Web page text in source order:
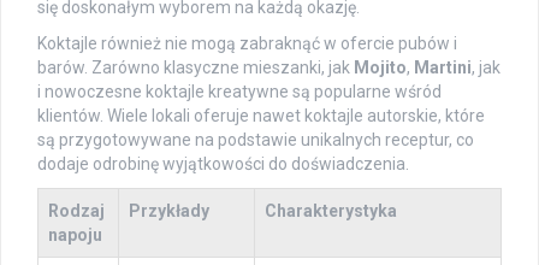
się doskonałym wyborem na każdą okazję.
Koktajle również nie mogą zabraknąć w ofercie pubów i
barów. Zarówno klasyczne mieszanki, jak Mojito, Martini, jak
i nowoczesne koktajle kreatywne są popularne wśród
klientów. Wiele lokali oferuje nawet koktajle autorskie, które
są przygotowywane na podstawie unikalnych receptur, co
dodaje odrobinę wyjątkowości do doświadczenia.
Rodzaj
napoju
Przykłady Charakterystyka